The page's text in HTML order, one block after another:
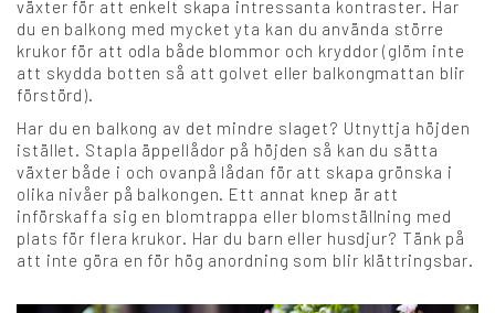
växter för att enkelt skapa intressanta kontraster. Har
du en balkong med mycket yta kan du använda större
krukor för att odla både blommor och kryddor (glöm inte
att skydda botten så att golvet eller balkongmattan blir
förstörd).
Har du en balkong av det mindre slaget? Utnyttja höjden
istället. Stapla äppellådor på höjden så kan du sätta
växter både i och ovanpå lådan för att skapa grönska i
olika nivåer på balkongen. Ett annat knep är att
införskaffa sig en blomtrappa eller blomställning med
plats för flera krukor. Har du barn eller husdjur? Tänk på
att inte göra en för hög anordning som blir klättringsbar.